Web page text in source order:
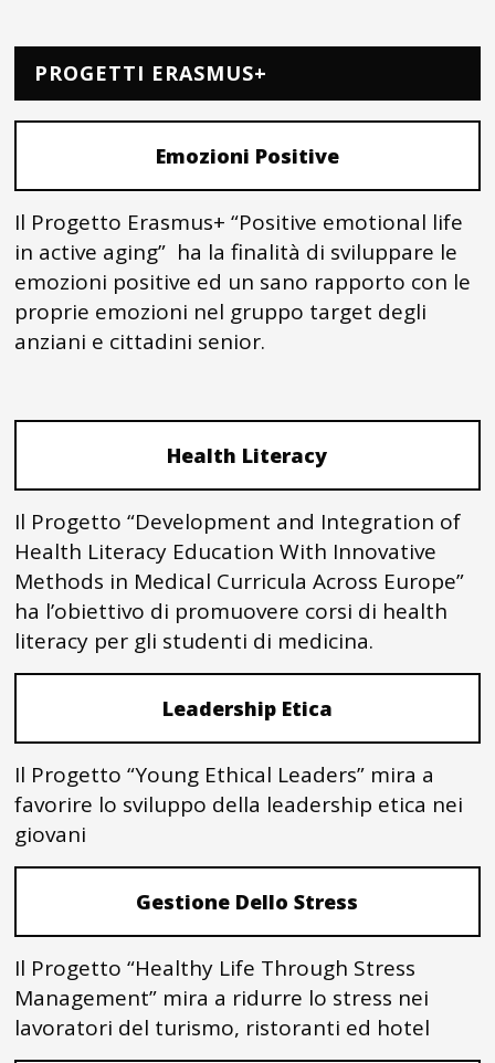
PROGETTI ERASMUS+
Emozioni Positive
Il Progetto Erasmus+ “Positive emotional life
in active aging” ha la finalità di sviluppare le
emozioni positive ed un sano rapporto con le
proprie emozioni nel gruppo target degli
anziani e cittadini senior.
Health Literacy
Il Progetto “Development and Integration of
Health Literacy Education With Innovative
Methods in Medical Curricula Across Europe”
ha l’obiettivo di promuovere corsi di health
literacy per gli studenti di medicina.
Leadership Etica
Il Progetto “Young Ethical Leaders” mira a
favorire lo sviluppo della leadership etica nei
giovani
Gestione Dello Stress
Il Progetto “Healthy Life Through Stress
Management” mira a ridurre lo stress nei
lavoratori del turismo, ristoranti ed hotel